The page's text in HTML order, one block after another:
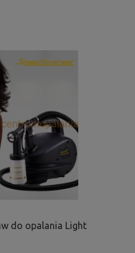
do opalania Light